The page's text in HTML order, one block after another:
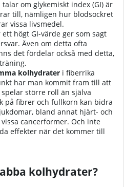
om glykemiskt index (GI) är
till, nämligen hur blodsockret
vissa livsmedel.
högt GI-värde ger som sagt
Även om detta ofta
det fördelar också med detta,
kolhydrater i fiberrika
har man kommit fram till att
spelar större roll än själva
på fibrer och fullkorn kan bidra
bland annat hjärt- och
cancerformer. Och inte
effekter när det kommer till
kolhydrater?